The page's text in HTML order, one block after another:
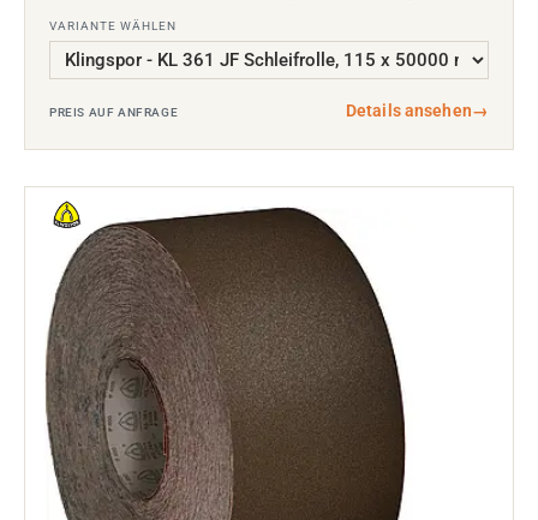
VARIANTE WÄHLEN
PREIS AUF ANFRAGE Details ansehen→